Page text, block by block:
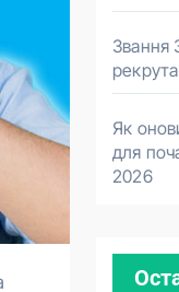
Звання
Як
для
2026